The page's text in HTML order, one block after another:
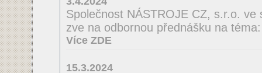
Společnost NÁSTROJE CZ, s.r.o. ve
zve na odbornou přednášku na
Více ZDE
15.3.2024